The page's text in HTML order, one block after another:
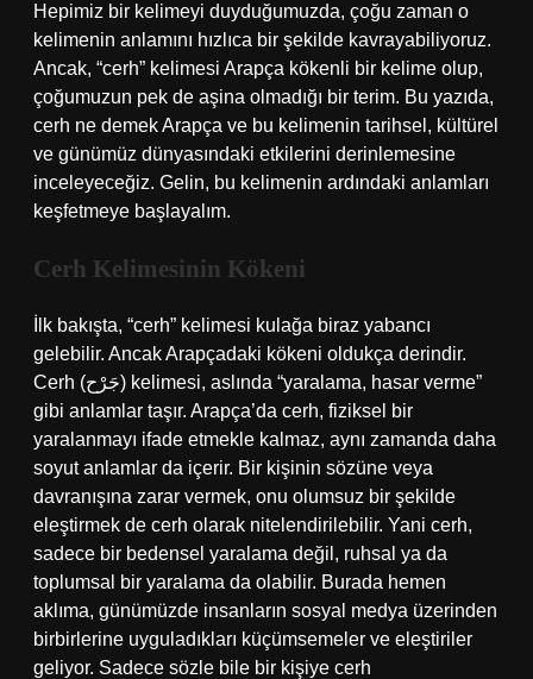
Hepimiz bir kelimeyi duyduğumuzda, çoğu zaman o
kelimenin anlamını hızlıca bir şekilde kavrayabiliyoruz.
Ancak, “cerh” kelimesi Arapça kökenli bir kelime olup,
çoğumuzun pek de aşina olmadığı bir terim. Bu yazıda,
cerh ne demek Arapça ve bu kelimenin tarihsel, kültürel
ve günümüz dünyasındaki etkilerini derinlemesine
inceleyeceğiz. Gelin, bu kelimenin ardındaki anlamları
keşfetmeye başlayalım.
Cerh Kelimesinin Kökeni
İlk bakışta, “cerh” kelimesi kulağa biraz yabancı
gelebilir. Ancak Arapçadaki kökeni oldukça derindir.
Cerh (جَرْح) kelimesi, aslında “yaralama, hasar verme”
gibi anlamlar taşır. Arapça’da cerh, fiziksel bir
yaralanmayı ifade etmekle kalmaz, aynı zamanda daha
soyut anlamlar da içerir. Bir kişinin sözüne veya
davranışına zarar vermek, onu olumsuz bir şekilde
eleştirmek de cerh olarak nitelendirilebilir. Yani cerh,
sadece bir bedensel yaralama değil, ruhsal ya da
toplumsal bir yaralama da olabilir. Burada hemen
aklıma, günümüzde insanların sosyal medya üzerinden
birbirlerine uyguladıkları küçümsemeler ve eleştiriler
geliyor. Sadece sözle bile bir kişiye cerh